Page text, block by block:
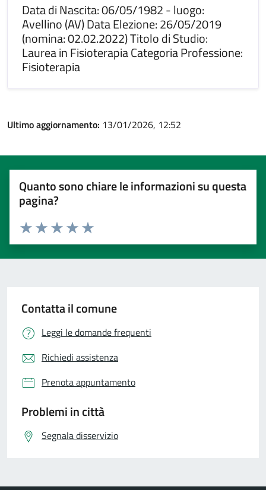
Data di Nascita: 06/05/1982 - luogo:
Avellino (AV) Data Elezione: 26/05/2019
(nomina: 02.02.2022) Titolo di Studio:
Laurea in Fisioterapia Categoria Professione:
Fisioterapia
Ultimo aggiornamento: 13/01/2026, 12:52
Quanto sono chiare le informazioni su questa
pagina?
Valuta 5 stelle su 5
Valuta 4 stelle su 5
Valuta 3 stelle su 5
Valuta 2 stelle su 5
Valuta 1 stelle su 5
Contatta il comune
Leggi le domande frequenti
Richiedi assistenza
Prenota appuntamento
Problemi in città
Segnala disservizio